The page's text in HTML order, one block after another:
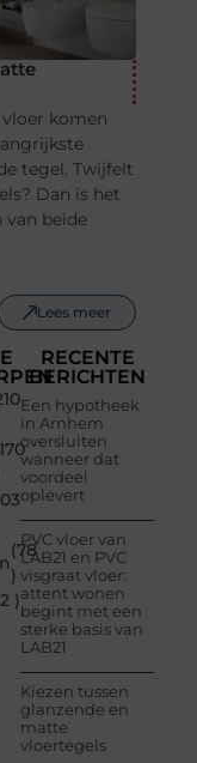
komen
tegel. Twijfelt
Dan is het
van beide
Lees meer
(78
)
)
RECENTE
BERICHTEN
Een hypotheek
in Arnhem
oversluiten
wanneer dat
voordeel
oplevert
PVC vloer van
LAB21 en PVC
visgraat vloer:
attent wonen
begint met een
sterke basis van
LAB21
Kiezen tussen
glanzende en
matte
vloertegels